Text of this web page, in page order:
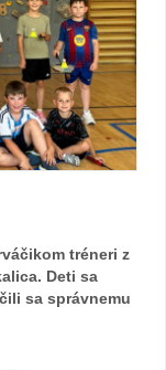
tréneri z
Deti sa
sa správnemu